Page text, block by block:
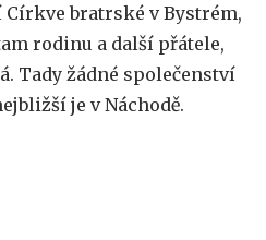
bratrské v Bystrém,
rodinu a další přátele,
Tady žádné společenství
je v Náchodě.